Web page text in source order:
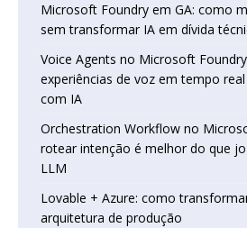
Microsoft Foundry em GA: como
sem transformar IA em dívida
Voice Agents no Microsoft
experiências de voz em tempo
com IA
Orchestration Workflow no
rotear intenção é melhor do que
LLM
Lovable + Azure: como
arquitetura de produção